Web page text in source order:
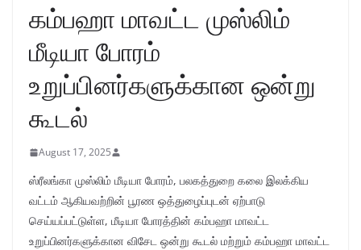
கம்பஹா மாவட்ட முஸ்லிம்
மீடியா போரம்
உறுப்பினர்களுக்கான ஒன்று
கூடல்
August 17, 2025
ஸ்ரீலங்கா முஸ்லிம் மீடியா போரம், பலகத்துறை கலை இலக்கிய
வட்டம் ஆகியவற்றின் பூரண ஒத்துழைப்புடன் ஏற்பாடு
செய்யப்பட்டுள்ள, மீடியா போரத்தின் கம்பஹா மாவட்ட
உறுப்பினர்களுக்கான விசேட ஒன்று கூடல் மற்றும் கம்பஹா மாவட்ட